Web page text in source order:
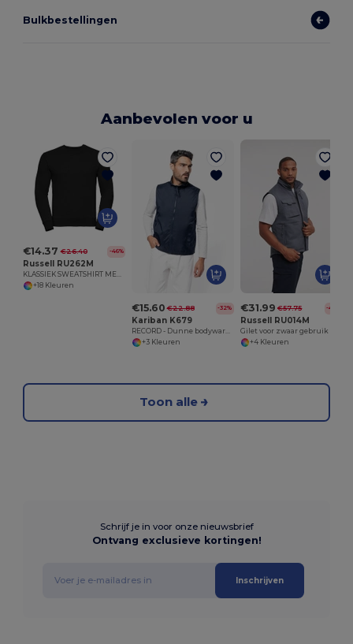
Bulkbestellingen
Aanbevolen voor u
€14.37 €26.40 -46%
Russell RU262M
+18 Kleuren
€15.60 €22.88 -32%
Kariban K679
+3 Kleuren
€31.99 €57.75 -45%
Russell RU014M
Gilet voor zwaar gebruik
+4 Kleuren
Toon alle
Schrijf je in voor onze nieuwsbrief
Ontvang exclusieve kortingen!
Inschrijven